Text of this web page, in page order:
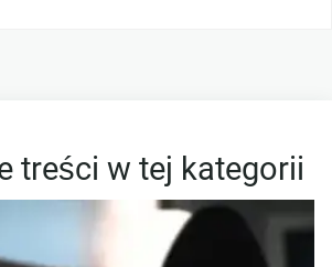
treści w tej kategorii